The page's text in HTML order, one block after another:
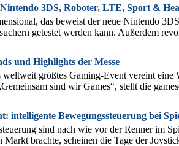
3DS, Roboter, LTE, Sport &
das beweist der neue Nintendo
getestet werden kann. Außerdem
und Highlights der Messe
größtes Gaming-Event vereint
sind wir Games“, stellt die
intelligente Bewegungssteuerung bei
sind nach wie vor der Renner im
brachte, scheinen die Tage der